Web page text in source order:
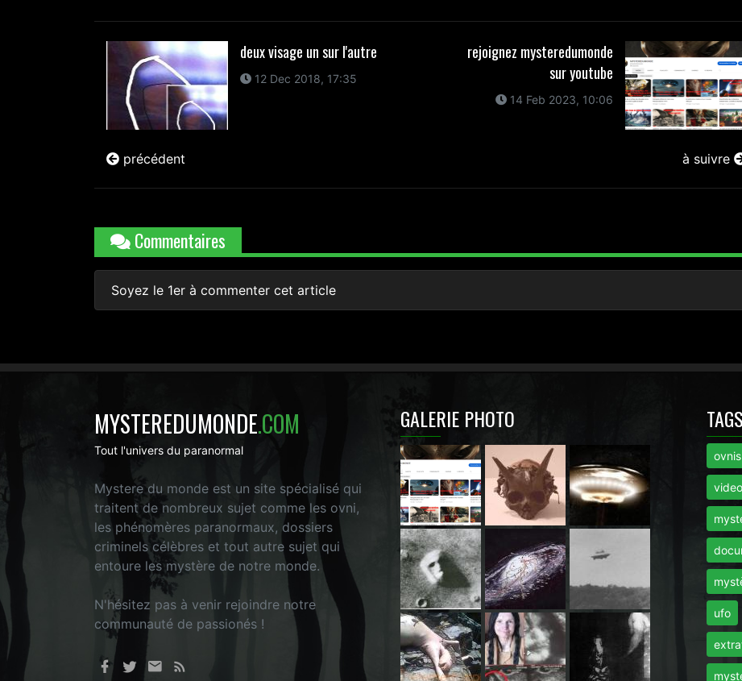
deux visage un sur l'autre
12 Dec 2018, 17:35
précédent
rejoignez mysteredumonde
sur youtube
14 Feb 2023, 10:06
à suivre
Commentaires
Soyez le 1er à commenter cet article
MYSTEREDUMONDE.COM
Tout l'univers du paranormal
Mystere du monde est un site spécialisé qui
traitent de nombreux sujet comme les ovni,
les phénomères paranormaux, dossiers
criminels célèbres et tout autre sujet qui
entoure les mystère de notre monde.
N'hésitez pas à venir rejoindre notre
communauté de passionés !
GALERIE PHOTO TAGS
ovnis
ufo